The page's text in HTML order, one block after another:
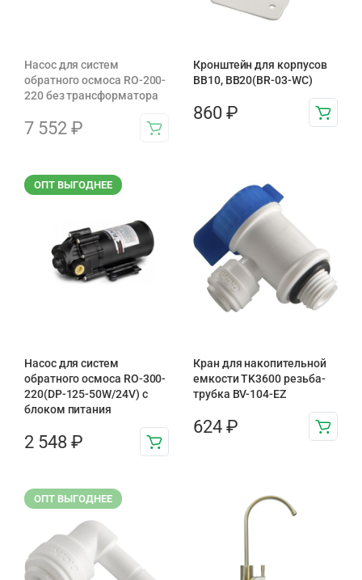
Насос для систем
обратного осмоса RO-200-
220 без трансформатора
7 552 ₽
Кронштейн для корпусов
BB10, BB20(BR-03-WC)
860 ₽
ОПТ ВЫГОДНЕЕ
Насос для систем
обратного осмоса RO-300-
220(DP-125-50W/24V) с
блоком питания
2 548 ₽
Кран для накопительной
емкости TK3600 резьба-
трубка BV-104-EZ
624 ₽
ОПТ ВЫГОДНЕЕ